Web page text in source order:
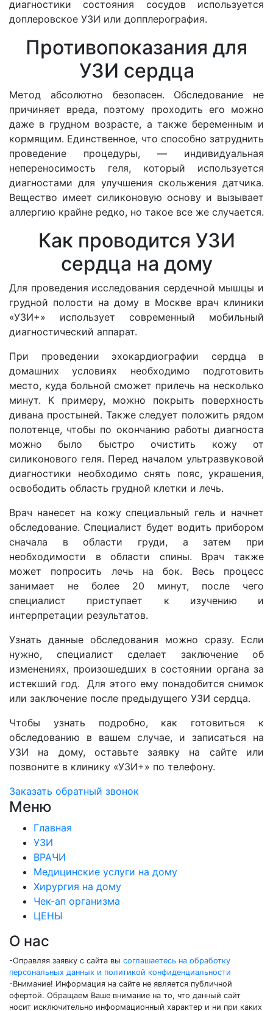
диагностики состояния сосудов используется
доплеровское УЗИ или допплерография.
Противопоказания для
УЗИ сердца
Метод абсолютно безопасен. Обследование не
причиняет вреда, поэтому проходить его можно
даже в грудном возрасте, а также беременным и
кормящим. Единственное, что способно затруднить
проведение процедуры, — индивидуальная
непереносимость геля, который используется
диагностами для улучшения скольжения датчика.
Вещество имеет силиконовую основу и вызывает
аллергию крайне редко, но такое все же случается.
Как проводится УЗИ
сердца на дому
Для проведения исследования сердечной мышцы и
грудной полости на дому в Москве врач клиники
«УЗИ+» использует современный мобильный
диагностический аппарат.
При проведении эхокардиографии сердца в
домашних условиях необходимо подготовить
место, куда больной сможет прилечь на несколько
минут. К примеру, можно покрыть поверхность
дивана простыней. Также следует положить рядом
полотенце, чтобы по окончанию работы диагноста
можно было быстро очистить кожу от
силиконового геля. Перед началом ультразвуковой
диагностики необходимо снять пояс, украшения,
освободить область грудной клетки и лечь.
Врач нанесет на кожу специальный гель и начнет
обследование. Специалист будет водить прибором
сначала в области груди, а затем при
необходимости в области спины. Врач также
может попросить лечь на бок. Весь процесс
занимает не более 20 минут, после чего
специалист приступает к изучению и
интерпретации результатов.
Узнать данные обследования можно сразу. Если
нужно, специалист сделает заключение об
изменениях, произошедших в состоянии органа за
истекший год. Для этого ему понадобится снимок
или заключение после предыдущего УЗИ сердца.
Чтобы узнать подробно, как готовиться к
обследованию в вашем случае, и записаться на
УЗИ на дому, оставьте заявку на сайте или
позвоните в клинику «УЗИ+» по телефону.
Заказать обратный звонок
Меню
Главная
УЗИ
ВРАЧИ
Медицинские услуги на дому
Хирургия на дому
Чек-ап организма
ЦЕНЫ
О нас
-Оправляя заявку с сайта вы соглашаетесь на обработку
персональных данных и политикой конфиденциальности
-Внимание! Информация на сайте не является публичной
офертой. Обращаем Ваше внимание на то, что данный сайт
носит исключительно информационный характер и ни при каких